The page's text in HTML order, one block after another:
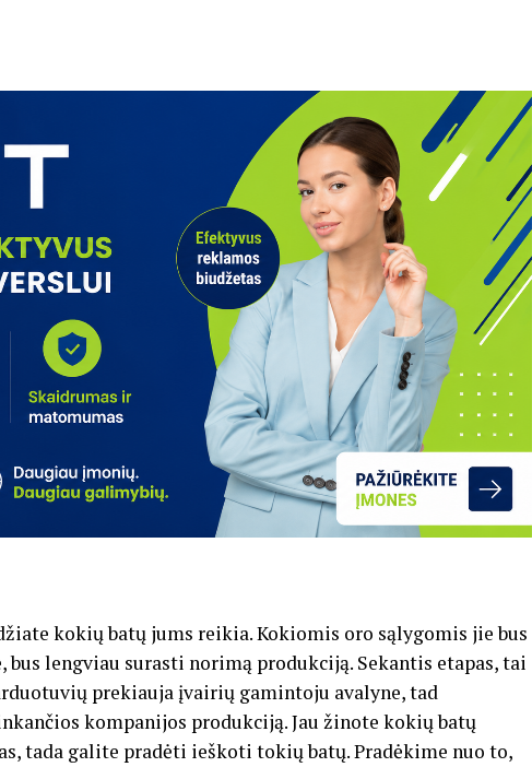
kokių batų jums reikia. Kokiomis oro sąlygomis jie bus
lengviau surasti norimą produkciją. Sekantis etapas, tai
prekiauja įvairių gamintoju avalyne, tad
kompanijos produkciją. Jau žinote kokių batų
tada galite pradėti ieškoti tokių batų. Pradėkime nuo to,